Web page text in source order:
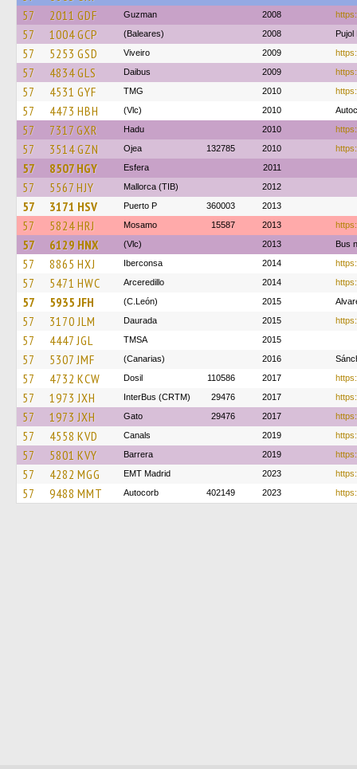
57
2011 GDF Guzman 2008
57 1004 GCP (Baleares) 2008
57 5253 GSD Viveiro 2009
57 4834 GLS Daibus 2009
57 4531 GYF TMG 2010
57 4473 HBH (Vlc) 2010
57 7317 GXR Hadu 2010
57 3514 GZN Ojea 132785 2010
57 8507 HGY Esfera 2011
57 5567 HJY Mallorca (TIB) 2012
57 3171 HSV Puerto P 360003 2013
57 5824 HRJ Mosamo 15587 2013
57 6129 HNX (Vlc) 2013 Bus
57 8865 HXJ Iberconsa 2014
57 5471 HWC Arceredillo 2014
57 5935 JFH (C.León) 2015
57 3170 JLM Daurada 2015
57 4447 JGL TMSA 2015
57 5307 JMF (Canarias) 2016
57 4732 KCW Dosil 110586 2017
57 1973 JXH InterBus (CRTM) 29476 2017
57 1973 JXH Gato 29476 2017
57 4558 KVD Canals 2019
57 5801 KVY Barrera 2019
57 4282 MGG EMT Madrid 2023
57 9488 MMT Autocorb 402149 2023